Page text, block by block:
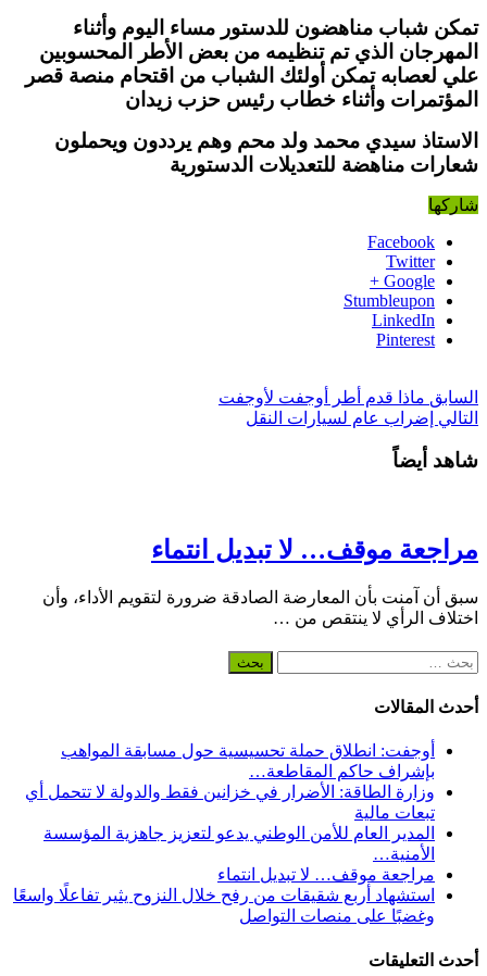
تمكن شباب مناهضون للدستور مساء اليوم وأثناء
المهرجان الذي تم تنظيمه من بعض الأطر المحسوبين
علي لعصابه تمكن أولئك الشباب من اقتحام منصة قصر
المؤتمرات وأثناء خطاب رئيس حزب زيدان
الاستاذ سيدي محمد ولد محم وهم يرددون ويحملون
شعارات مناهضة للتعديلات الدستورية
شاركها
Facebook
Twitter
Google +
Stumbleupon
LinkedIn
Pinterest
السابق ماذا قدم أطر أوجفت لأوجفت
التالي إضراب عام لسيارات النقل
شاهد أيضاً
مراجعة موقف… لا تبديل انتماء
سبق أن آمنت بأن المعارضة الصادقة ضرورة لتقويم الأداء، وأن
اختلاف الرأي لا ينتقص من …
البحث
أحدث المقالات
أوجفت: انطلاق حملة تحسيسية حول مسابقة المواهب
بإشراف حاكم المقاطعة…
وزارة الطاقة: الأضرار في خزانين فقط والدولة لا تتحمل أي
تبعات مالية
المدير العام للأمن الوطني يدعو لتعزيز جاهزية المؤسسة
الأمنية…
مراجعة موقف… لا تبديل انتماء
استشهاد أربع شقيقات من رفح خلال النزوح يثير تفاعلًا واسعًا
وغضبًا على منصات التواصل
أحدث التعليقات